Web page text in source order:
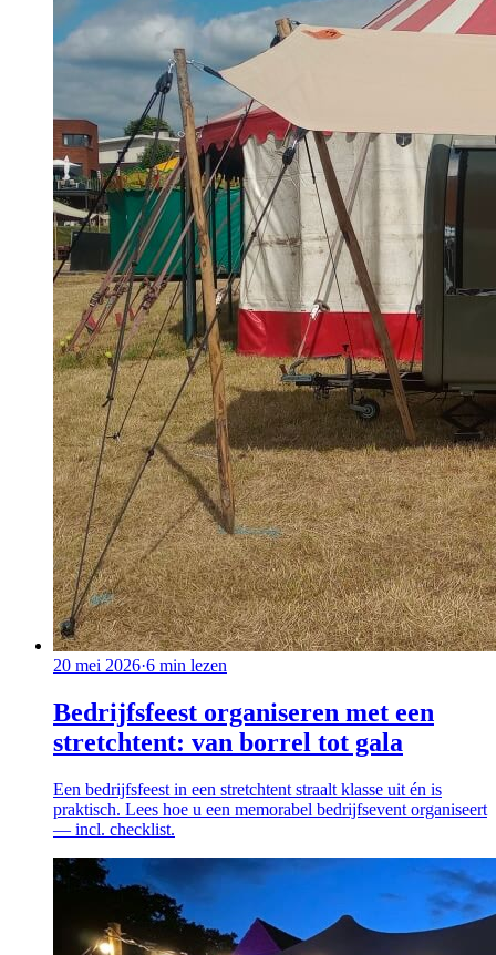
20 mei 2026·6 min lezen
Bedrijfsfeest organiseren met een
stretchtent: van borrel tot gala
Een bedrijfsfeest in een stretchtent straalt klasse uit én is
praktisch. Lees hoe u een memorabel bedrijfsevent organiseert
— incl. checklist.